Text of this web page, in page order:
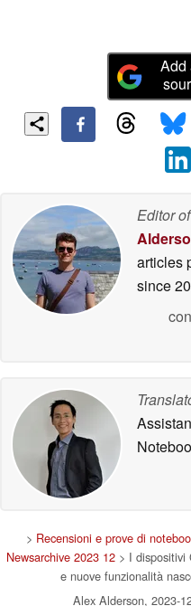
Add
Editor
articles
since
> Recensioni e prove di
Newsarchive 2023 12 > I dispositivi
e nuove funzionalità
Alex Alderson, 2023-